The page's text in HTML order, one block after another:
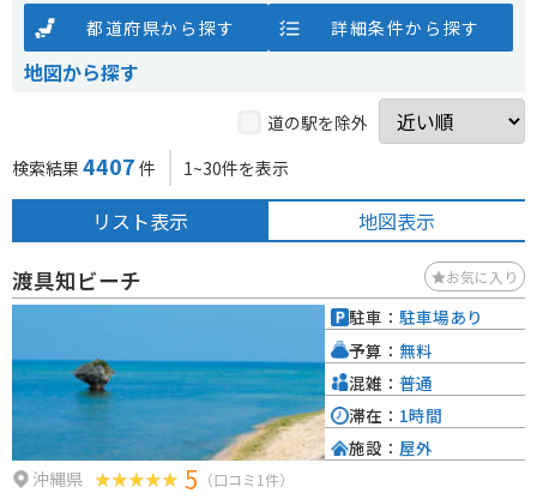
都道府県から探す 詳細条件から探す
地図から探す
道の駅を除外
検索結果 4407 件 1~30件を表示
リスト表示 地図表示
渡具知ビーチ お気に入り
沖縄県 5 （口コミ1件）
駐車： 駐車場あり
予算： 無料
混雑： 普通
滞在： 1時間
施設： 屋外